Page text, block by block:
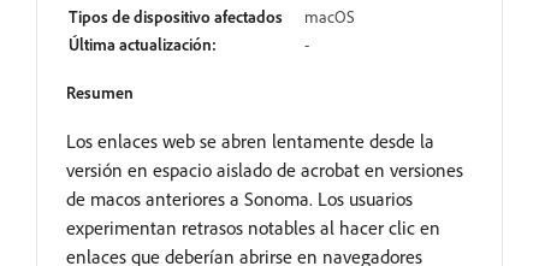
Tipos de dispositivo afectados
macOS
Última actualización:
-
Resumen
Los enlaces web se abren lentamente desde la
versión en espacio aislado de acrobat en versiones
de macos anteriores a Sonoma. Los usuarios
experimentan retrasos notables al hacer clic en
enlaces que deberían abrirse en navegadores